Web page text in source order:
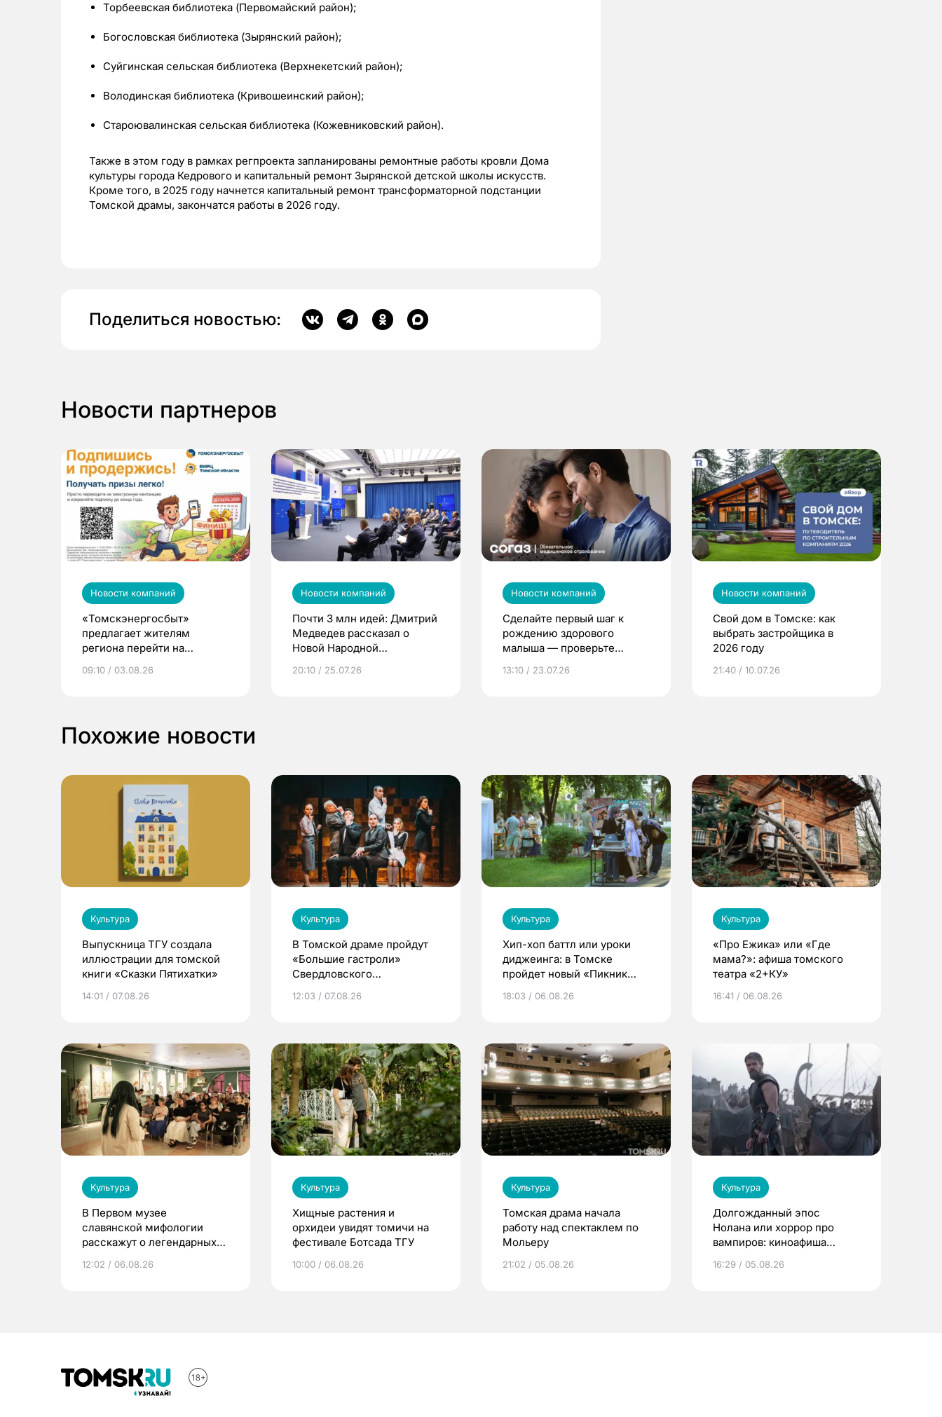
Торбеевская библиотека (Первомайский район);
Богословская библиотека (Зырянский район);
Суйгинская сельская библиотека (Верхнекетский район);
Володинская библиотека (Кривошеинский район);
Староювалинская сельская библиотека (Кожевниковский район).
Также в этом году в рамках регпроекта запланированы ремонтные работы кровли Дома
культуры города Кедрового и капитальный ремонт Зырянской детской школы искусств.
Кроме того, в 2025 году начнется капитальный ремонт трансформаторной подстанции
Томской драмы, закончатся работы в 2026 году.
Поделиться новостью:
Новости партнеров
Новости компаний
«Томскэнергосбыт»
предлагает жителям
региона перейти на
выиграть призы
09:10 / 03.08.26
Новости компаний
Почти 3 млн идей: Дмитрий
Медведев рассказал о
Новой Народной
20:10 / 25.07.26
Новости компаний
Сделайте первый шаг к
рождению здорового
малыша — проверьте
по ОМС!
13:10 / 23.07.26
Новости компаний
Свой дом в Томске: как
выбрать застройщика в
2026 году
21:40 / 10.07.26
Похожие новости
Культура
Выпускница ТГУ создала
иллюстрации для томской
книги «Сказки Пятихатки»
14:01 / 07.08.26
Культура
В Томской драме пройдут
«Большие гастроли»
Свердловского
драмы
12:03 / 07.08.26
Культура
Хип-хоп баттл или уроки
диджеинга: в Томске
пройдет новый «Пикник
18:03 / 06.08.26
Культура
«Про Ежика» или «Где
мама?»: афиша томского
театра «2+КУ»
16:41 / 06.08.26
Культура
В Первом музее
славянской мифологии
расскажут о легендарных
12:02 / 06.08.26
Культура
Хищные растения и
орхидеи увидят томичи на
фестивале Ботсада ТГУ
10:00 / 06.08.26
Культура
Томская драма начала
работу над спектаклем по
Мольеру
21:02 / 05.08.26
Культура
Долгожданный эпос
Нолана или хоррор про
вампиров: киноафиша
16:29 / 05.08.26